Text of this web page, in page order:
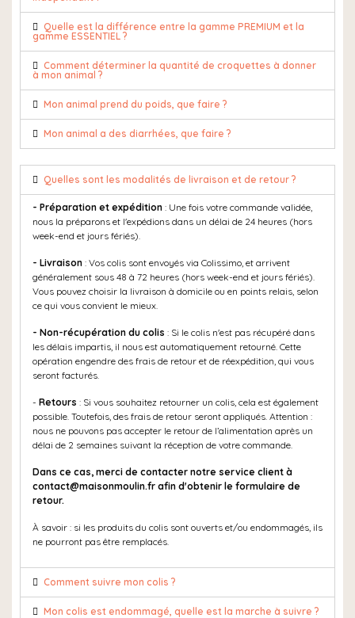
Quelle est la différence entre la gamme PREMIUM et la
gamme ESSENTIEL ?
Comment déterminer la quantité de croquettes à donner
à mon animal ?
Mon animal prend du poids, que faire ?
Mon animal a des diarrhées, que faire ?
Quelles sont les modalités de livraison et de retour ?
- Préparation et expédition : Une fois votre commande validée,
nous la préparons et l'expédions dans un délai de 24 heures (hors
week-end et jours fériés).
- Livraison : Vos colis sont envoyés via Colissimo, et arrivent
généralement sous 48 à 72 heures (hors week-end et jours fériés).
Vous pouvez choisir la livraison à domicile ou en points relais, selon
ce qui vous convient le mieux.
- Non-récupération du colis : Si le colis n'est pas récupéré dans
les délais impartis, il nous est automatiquement retourné. Cette
opération engendre des frais de retour et de réexpédition, qui vous
seront facturés.
- Retours : Si vous souhaitez retourner un colis, cela est également
possible. Toutefois, des frais de retour seront appliqués. Attention :
nous ne pouvons pas accepter le retour de l’alimentation après un
délai de 2 semaines suivant la réception de votre commande.
Dans ce cas, merci de contacter notre service client à
contact@maisonmoulin.fr afin d'obtenir le formulaire de
retour.
À savoir : si les produits du colis sont ouverts et/ou endommagés, ils
ne pourront pas être remplacés.
Comment suivre mon colis ?
Mon colis est endommagé, quelle est la marche à suivre ?